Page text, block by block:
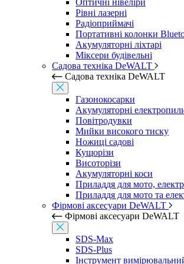
Оптичні нівеліри
Рівні лазерні
Радіоприймачі
Портативні колонки
Акумуляторні ліхтарі
Міксери будівельні
Садова техніка DeWALT
Садова техніка DeWALT
Газонокосарки
Акумуляторні
Повітродувки
Мийки високого тиску
Ножиці садові
Кущорізи
Висоторізи
Акумуляторні коси
Приладдя для мото,
Приладдя для мото та
Фірмові аксесуари DeWALT
Фірмові аксесуари DeWALT
SDS-Max
SDS-Plus
Інструмент